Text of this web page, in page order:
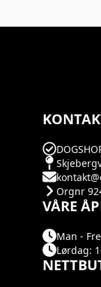
Orgnr
VÅRE
Man -
Lørdag: